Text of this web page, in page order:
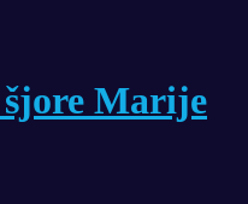
Marije